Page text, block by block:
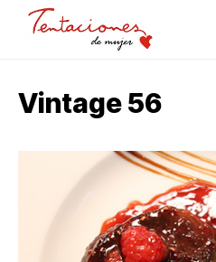
Vintage 56